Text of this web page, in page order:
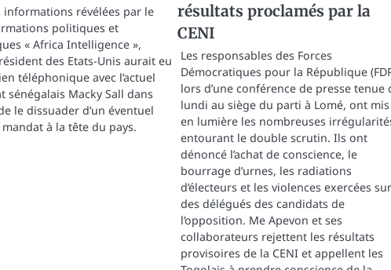
informations révélées par le
politiques et
« Africa Intelligence »,
des Etats-Unis aurait eu
téléphonique avec l’actuel
sénégalais Macky Sall dans
le dissuader d’un éventuel
à la tête du pays.
résultats proclamés par la
CENI
Les responsables des Forces
Démocratiques pour la République
lors d’une conférence de presse tenue
lundi au siège du parti à Lomé, ont mis
en lumière les nombreuses
entourant le double scrutin. Ils ont
dénoncé l’achat de conscience, le
bourrage d’urnes, les radiations
d’électeurs et les violences exercées sur
des délégués des candidats de
l’opposition. Me Apevon et ses
collaborateurs rejettent les résultats
provisoires de la CENI et appellent les